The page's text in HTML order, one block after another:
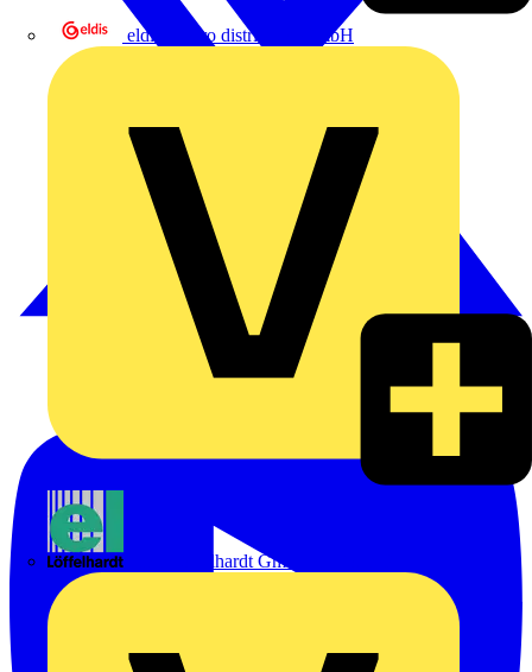
eldis electro distributor GmbH
Emil Löffelhardt GmbH & Co. KG